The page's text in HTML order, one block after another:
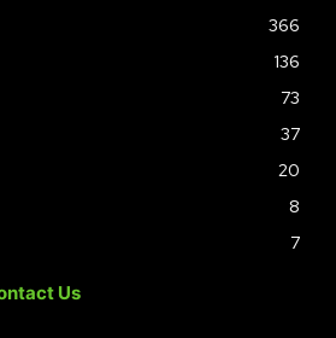
366
136
73
37
20
8
7
Us